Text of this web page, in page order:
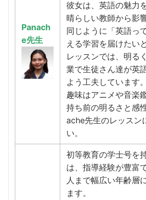
Panach
e先生
彼女は、英語の魅力
晴らしい教師から影
同じように「英語っ
える学習を届けたい
レッスンでは、明る
業で生徒さん達が英
よう工夫しています。
趣味はアニメや音楽
持ち前の明るさと感
ache先生のレッスン
い。
初等教育の学士号を
は、指導経験が豊富
人まで幅広い年齢層
ます。